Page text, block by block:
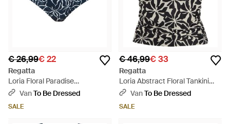
€ 26,99€ 22
Regatta
Loria Floral Paradise
Bikinibroekje (Marine) - Blauw
VanTo Be Dressed
SALE
€ 46,99€ 33
Regatta
Loria Abstract Floral Tankini
Top /Wit) - Zwart
VanTo Be Dressed
SALE